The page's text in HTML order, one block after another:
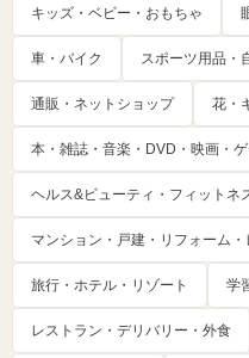
キッズ・ベビー・おもちゃ
車・バイク スポーツ用品・
通販・ネットショップ 花・
本・雑誌・音楽・DVD・映画・
ヘルス&ビューティ・フィットネ
マンション・戸建・リフォーム
旅行・ホテル・リゾート 学
レストラン・デリバリー・外食